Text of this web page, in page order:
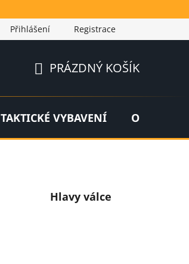
Přihlášení Registrace
KOŠÍK
PRÁZDNÝ KOŠÍK
TAKTICKÉ VYBAVENÍ OUTDOOR
Hlavy válce